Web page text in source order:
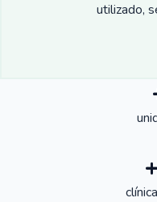
utilizado,